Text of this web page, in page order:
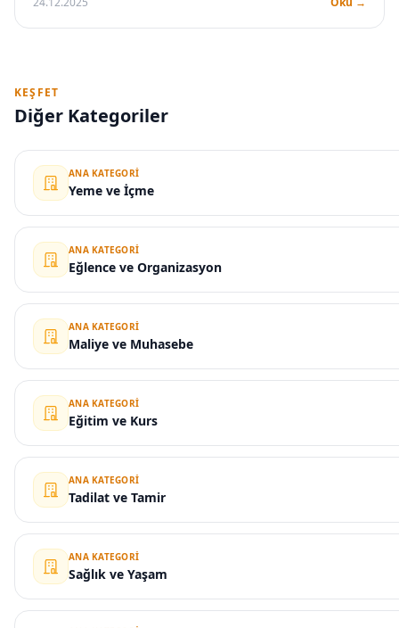
KEŞFET
Diğer Kategoriler
ANA KATEGORI
Yeme ve İçme
ANA KATEGORI
Eğlence ve Organizasyon
ANA KATEGORI
Maliye ve Muhasebe
ANA KATEGORI
Eğitim ve Kurs
ANA KATEGORI
Tadilat ve Tamir
ANA KATEGORI
Sağlık ve Yaşam